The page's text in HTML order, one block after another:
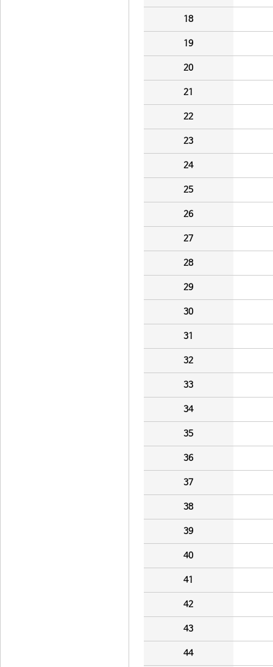
18
19
20
21
22
23
24
25
26
27
28
29
30
31
32
33
34
35
36
37
38
39
40
41
42
43
44